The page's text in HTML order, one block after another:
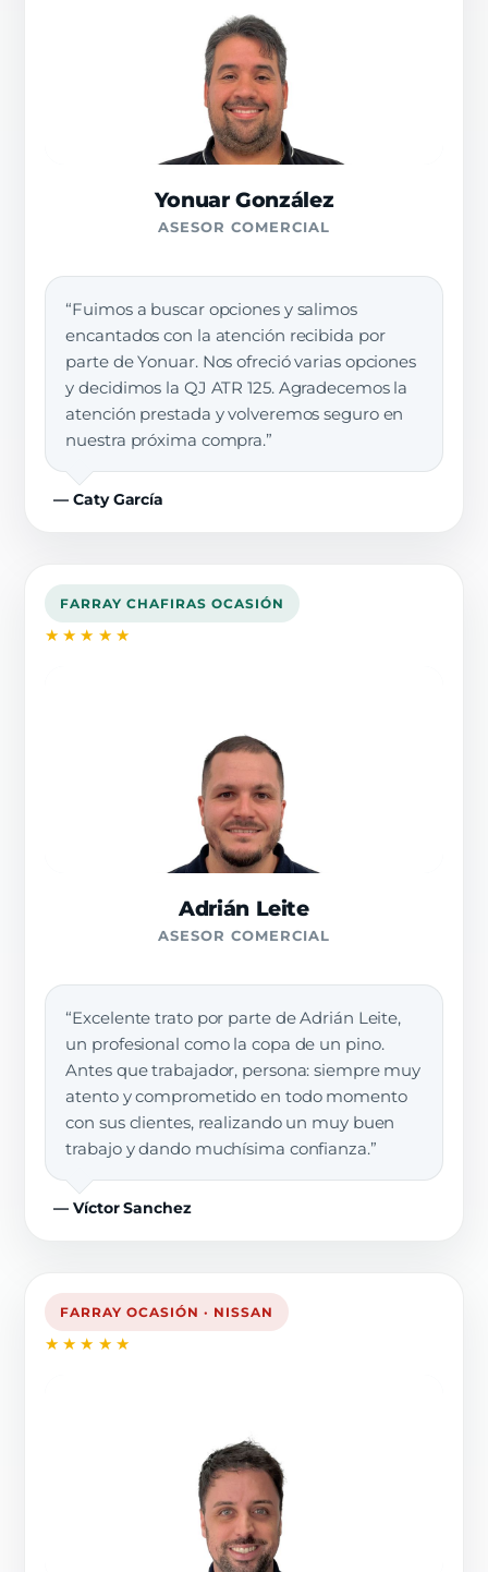
Yonuar González
ASESOR COMERCIAL
“Fuimos a buscar opciones y salimos
encantados con la atención recibida por
parte de Yonuar. Nos ofreció varias opciones
y decidimos la QJ ATR 125. Agradecemos la
atención prestada y volveremos seguro en
nuestra próxima compra.”
— Caty García
FARRAY CHAFIRAS OCASIÓN
★★★★★
Adrián Leite
ASESOR COMERCIAL
“Excelente trato por parte de Adrián Leite,
un profesional como la copa de un pino.
Antes que trabajador, persona: siempre muy
atento y comprometido en todo momento
con sus clientes, realizando un muy buen
trabajo y dando muchísima confianza.”
— Víctor Sanchez
FARRAY OCASIÓN · NISSAN
★★★★★